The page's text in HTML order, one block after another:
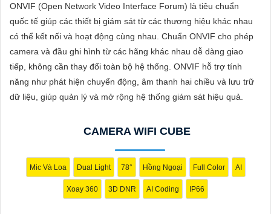
VẤN
VỤ
Tính năng đặc biệt: Xem xét các tính năng như cảm biến
Wyze Cam Pan: Một trong những lựa chọn phổ biến với độ
phân giải cao, quay quét 360 độ và tính năng cảm biến chuyển
động.
TP-Link Kasa Spot KC100: Camera nhỏ gọn, độ phân giải
cao, hỗ trợ đàm thoại hai chiều và lưu trữ đám mây.
ONVIF (Open Network Video Interface Forum) là tiêu chuẩn
quốc tế giúp các thiết bị giám sát từ các thương hiệu khác nhau
có thể kết nối và hoạt động cùng nhau. Chuẩn ONVIF cho phép
camera và đầu ghi hình từ các hãng khác nhau dễ dàng giao
tiếp, không cần thay đổi toàn bộ hệ thống. ONVIF hỗ trợ tính
năng như phát hiện chuyển động, âm thanh hai chiều và lưu trữ
dữ liệu, giúp quản lý và mở rộng hệ thống giám sát hiệu quả.
CAMERA WIFI CUBE
Mic Và Loa Dual Light 78° Hồng Ngoại Full Color AI
Xoay 360 3D DNR AI Coding IP66